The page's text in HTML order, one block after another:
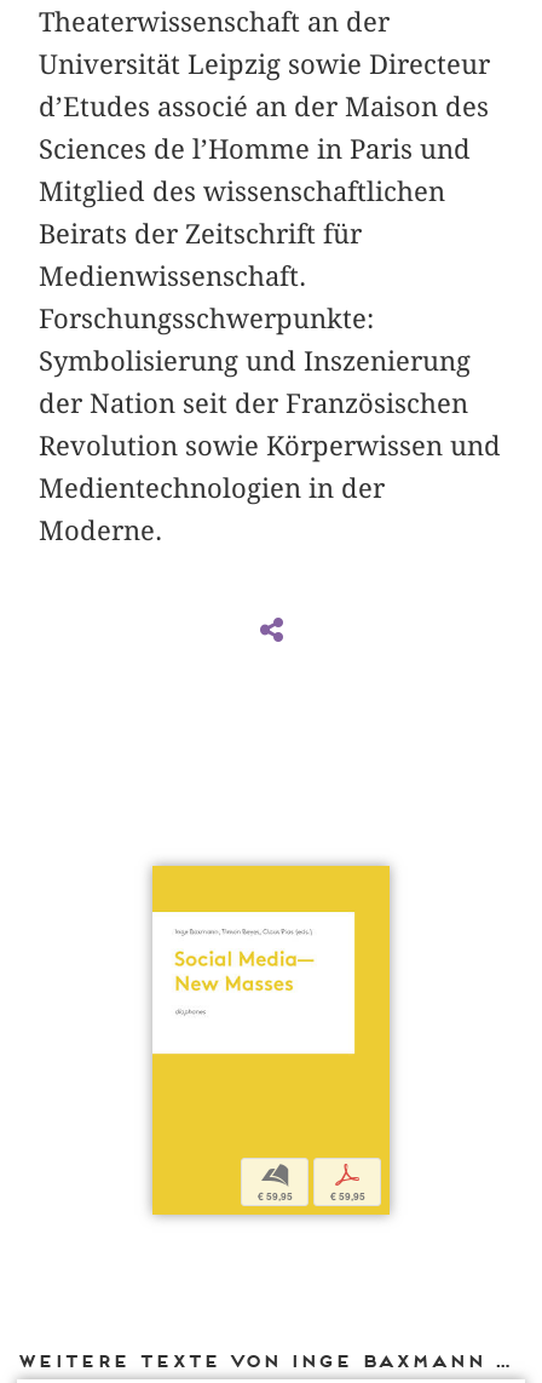
Theaterwissenschaft an der
Universität Leipzig sowie Directeur
d’Etudes associé an der Maison des
Sciences de l’Homme in Paris und
Mitglied des wissenschaftlichen
Beirats der Zeitschrift für
Medienwissenschaft.
Forschungsschwerpunkte:
Symbolisierung und Inszenierung
der Nation seit der Französischen
Revolution sowie Körperwissen und
Medientechnologien in der
Moderne.
b
€ 59,95
p
€ 59,95
Weitere Texte von Inge Baxmann bei DIAPHANES